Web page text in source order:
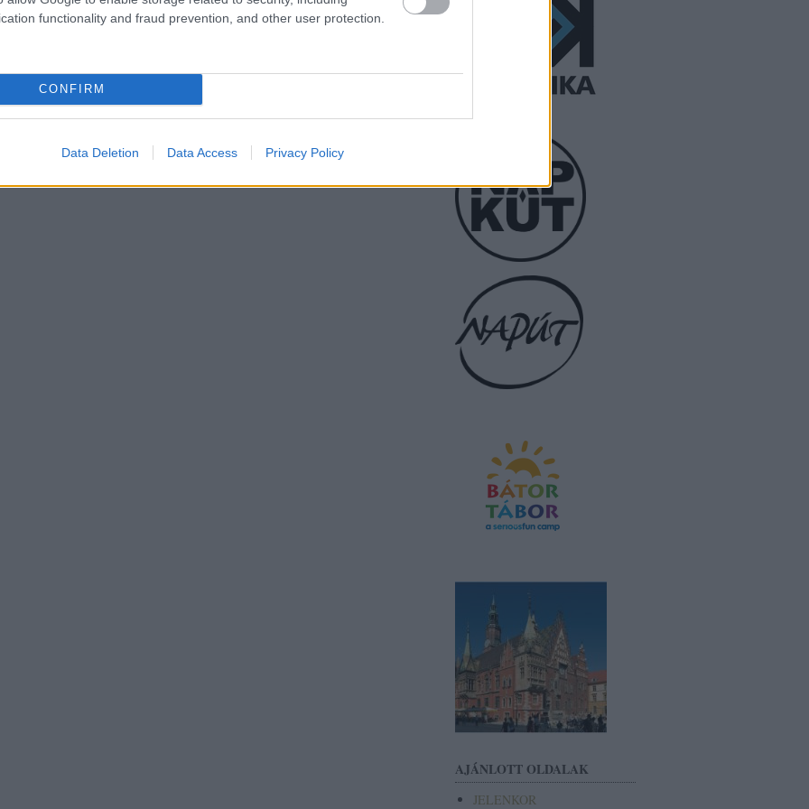
functionality and fraud prevention, and other user protection.
CONFIRM
Data Deletion Data Access Privacy Policy
AJÁNLOTT OLDALAK
JELENKOR